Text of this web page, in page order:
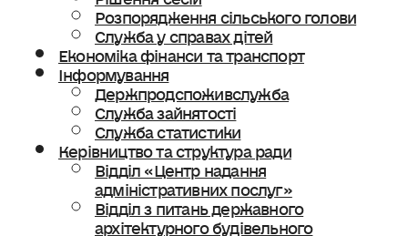
Розпорядження сільського голови
Служба у справах дітей
Економіка фінанси та транспорт
Інформування
Держпродспоживслужба
Служба зайнятості
Служба статистики
Керівництво та структура ради
Відділ «Центр надання
адміністративних послуг»
Відділ з питань державного
архітектурного будівельного